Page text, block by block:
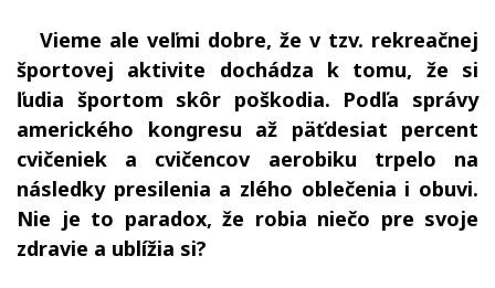
Vieme ale veľmi dobre, že v tzv. rekreačnej
športovej aktivite dochádza k tomu, že si
ľudia športom skôr poškodia. Podľa správy
amerického kongresu až päťdesiat percent
cvičeniek a cvičencov aerobiku trpelo na
následky presilenia a zlého oblečenia i obuvi.
Nie je to paradox, že robia niečo pre svoje
zdravie a ublížia si?